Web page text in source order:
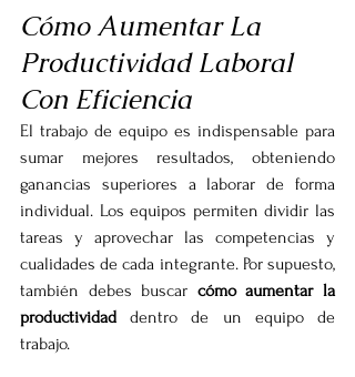
Cómo Aumentar La
Productividad Laboral
Con Eficiencia
El trabajo de equipo es indispensable para
sumar mejores resultados, obteniendo
ganancias superiores a laborar de forma
individual. Los equipos permiten dividir las
tareas y aprovechar las competencias y
cualidades de cada integrante. Por supuesto,
también debes buscar cómo aumentar la
productividad dentro de un equipo de
trabajo.